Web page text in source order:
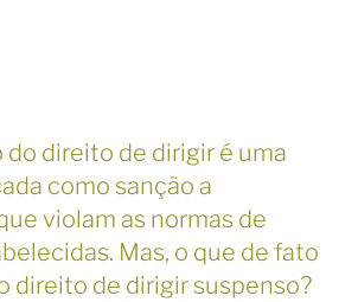
do direito de dirigir é uma
como sanção a
violam as normas de
Mas, o que de fato
direito de dirigir suspenso?